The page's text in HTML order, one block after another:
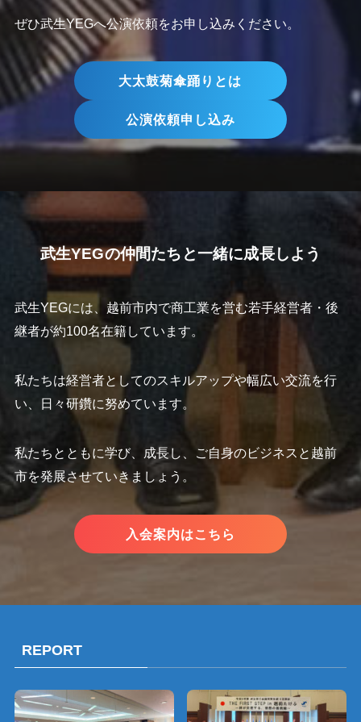
ぜひ武生YEGへ公演依頼をお申し込みください。
大太鼓菊傘踊りとは
公演依頼申し込み
武生YEGの仲間たちと一緒に成長しよう
武生YEGには、越前市内で商工業を営む若手経営者・後
継者が約100名在籍しています。
私たちは経営者としてのスキルアップや幅広い交流を行
い、日々研鑽に努めています。
私たちとともに学び、成長し、ご自身のビジネスと越前
市を発展させていきましょう。
入会案内はこちら
REPORT